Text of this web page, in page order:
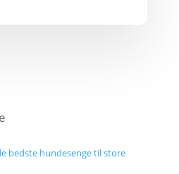
bedste hundesenge til store